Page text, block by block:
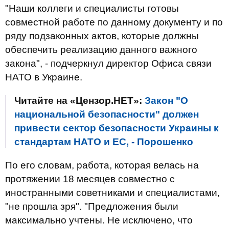
"Наши коллеги и специалисты готовы
совместной работе по данному документу и по
ряду подзаконных актов, которые должны
обеспечить реализацию данного важного
закона", - подчеркнул директор Офиса связи
НАТО в Украине.
Читайте на «Цензор.НЕТ»: Закон "О
национальной безопасности" должен
привести сектор безопасности Украины к
стандартам НАТО и ЕС, - Порошенко
По его словам, работа, которая велась на
протяжении 18 месяцев совместно с
иностранными советниками и специалистами,
"не прошла зря". "Предложения были
максимально учтены. Не исключено, что